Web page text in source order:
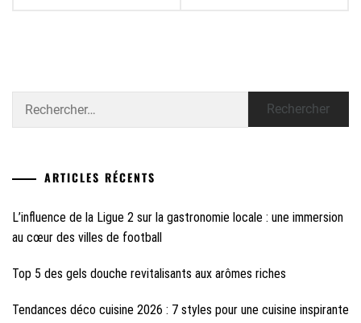
ARTICLES RÉCENTS
L’influence de la Ligue 2 sur la gastronomie locale : une immersion
au cœur des villes de football
Top 5 des gels douche revitalisants aux arômes riches
Tendances déco cuisine 2026 : 7 styles pour une cuisine inspirante